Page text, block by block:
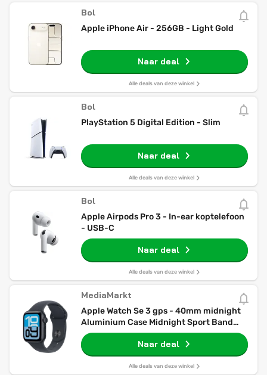
Bol
Apple iPhone Air - 256GB - Light Gold
Naar deal
Alle deals van deze winkel
Bol
PlayStation 5 Digital Edition - Slim
Naar deal
Alle deals van deze winkel
Bol
Apple Airpods Pro 3 - In-ear koptelefoon
- USB-C
Naar deal
Alle deals van deze winkel
MediaMarkt
Apple Watch Se 3 gps - 40mm midnight
Aluminium Case Midnight Sport Band
S/m Smartwatch
Naar deal
Alle deals van deze winkel